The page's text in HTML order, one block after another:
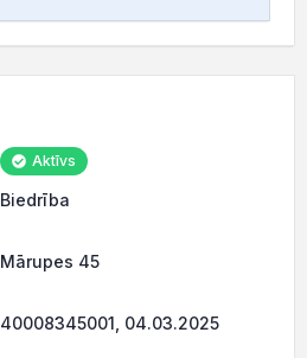
Aktīvs
Biedrība
Mārupes 45
40008345001, 04.03.2025